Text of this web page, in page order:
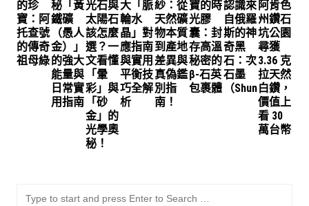
的珍
寶：阿
托查號
的傳奇
祖母綠
秘「黃
鐵礦
（愚人
金）」
的強大
能量與
日常實
用指南
光石與
太陽石
該怎麼
選？一
文看懂
「暈
彩」與
「砂
金」的
光學奧
秘！
大「脈
輪水
晶」對
應指南
與實用
平衡技
巧全解
析
紗：從
天然礦
物本質
到產地
差異與
真偽鑑
別指
南！
寶的時
光膠
囊：封
存高溫
秘密的
β-石英
包裹體
認識來
自俄羅
斯的神
奇黑
石：次
石墨
（Shungite）
阿肯色
州鑽石
坑公園
尋獲
3.36 克
拉天然
白鑽，
價值上
看 30
萬台幣